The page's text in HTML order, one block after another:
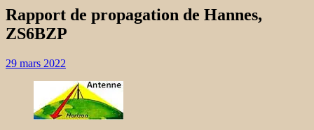
Rapport de propagation de Hannes,
ZS6BZP
29 mars 2022